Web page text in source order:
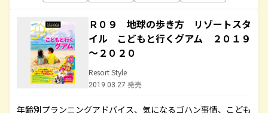
Ｒ０９ 地球の歩き方 リゾートスタ
イル こどもと行くグアム ２０１９
～２０２０
Resort Style
2019.03.27 発売
年齢別プランニングアドバイス、気になるゴハン事情、こども